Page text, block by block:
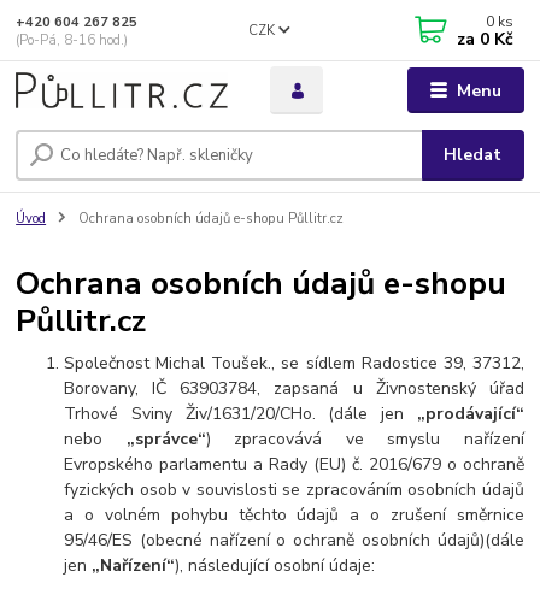
Menu
CZK
Hledat
+420 604 267 825
(Po-Pá, 8-16 hod.)
0 ks
za 0 Kč
Úvod Ochrana osobních údajů e-shopu Půllitr.cz
Ochrana osobních údajů e-shopu
Půllitr.cz
Společnost Michal Toušek., se sídlem Radostice 39, 37312,
Borovany, IČ 63903784, zapsaná u Živnostenský úřad
Trhové Sviny Živ/1631/20/CHo. (dále jen „prodávající“
nebo „správce“) zpracovává ve smyslu nařízení
Evropského parlamentu a Rady (EU) č. 2016/679 o ochraně
fyzických osob v souvislosti se zpracováním osobních údajů
a o volném pohybu těchto údajů a o zrušení směrnice
95/46/ES (obecné nařízení o ochraně osobních údajů)(dále
jen „Nařízení“), následující osobní údaje: